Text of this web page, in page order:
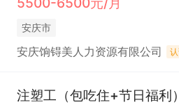
安庆市
安庆饷锝美人力资源有限公司
注塑工（包吃住+节日福利）